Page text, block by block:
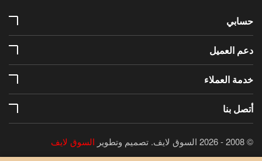
حسابي
دعم العميل
خدمة العملاء
أتصل بنا
© 2008 - 2026 السوق لايف. تصميم وتطوير السوق لايف